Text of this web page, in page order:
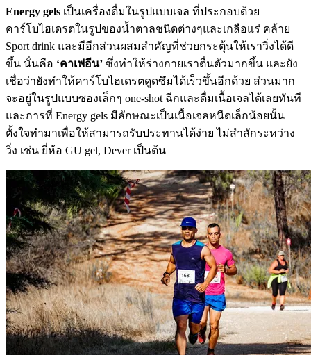
Energy gels เป็นเครื่องดื่มในรูปแบบเจล ที่ประกอบด้วย
คาร์โบไฮเดรตในรูปของน้ำตาลชนิดต่างๆและเกลือแร่ คล้าย
Sport drink และมีอีกส่วนผสมสำคัญที่ช่วยกระตุ้นให้เราวิ่งได้ดี
ขึ้น นั่นคือ ‘คาเฟอีน’ ซึ่งทำให้ร่างกายเราตื่นตัวมากขึ้น และยัง
เชื่อว่ายังทำให้คาร์โบไฮเดรตดูดซึมได้เร็วขึ้นอีกด้วย ส่วนมาก
จะอยู่ในรูปแบบซองเล็กๆ one-shot ฉีกและดื่มเนื้อเจลได้เลยทันที
และการที่ Energy gels มีลักษณะเป็นเนื้อเจลหนืดเล็กน้อยนั้น
ตั้งใจทำมาเพื่อให้สามารถรับประทานได้ง่าย ไม่สำลักระหว่าง
วิ่ง เช่น ยี่ห้อ GU gel, Dever เป็นต้น